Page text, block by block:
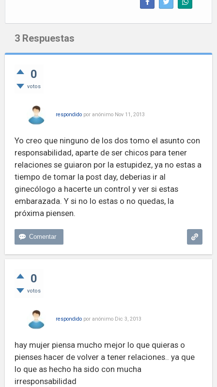
3 Respuestas
0
votos
respondido por anónimo Nov 11, 2013
Yo creo que ninguno de los dos tomo el asunto con
responsabilidad, aparte de ser chicos para tener
relaciones se guiaron por la estupidez, ya no estas a
tiempo de tomar la post day, deberias ir al
ginecólogo a hacerte un control y ver si estas
embarazada. Y si no lo estas o no quedas, la
próxima piensen.
0
votos
respondido por anónimo Dic 3, 2013
hay mujer piensa mucho mejor lo que quieras o
pienses hacer de volver a tener relaciones.. ya que
lo que as hecho ha sido con mucha
irresponsabilidad